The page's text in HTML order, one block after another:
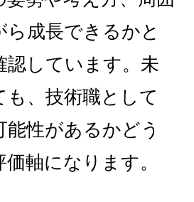
ら成長できるかと
認しています。未
も、技術職として
性があるかどう
軸になります。